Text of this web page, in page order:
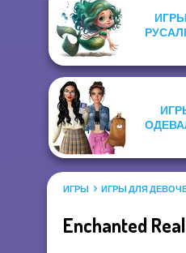
ИГРЫ ИГРЫ ДЛЯ
Enchanted